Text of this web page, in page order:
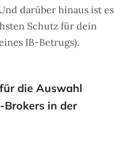
darüber hinaus ist es
Schutz für dein
IB-Betrugs).
die Auswahl
in der